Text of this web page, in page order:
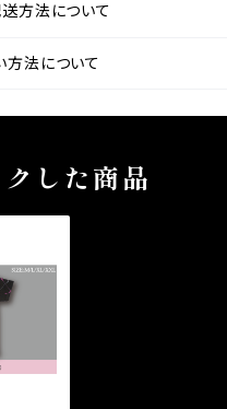
送方法について
方法について
した商品